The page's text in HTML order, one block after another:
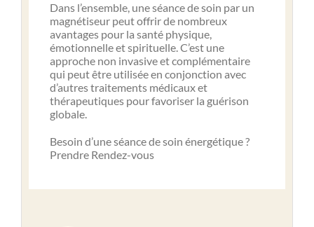
Dans l’ensemble, une séance de soin par un
magnétiseur peut offrir de nombreux
avantages pour la santé physique,
émotionnelle et spirituelle. C’est une
approche non invasive et complémentaire
qui peut être utilisée en conjonction avec
d’autres traitements médicaux et
thérapeutiques pour favoriser la guérison
globale.
Besoin d’une séance de soin énergétique ?
Prendre Rendez-vous